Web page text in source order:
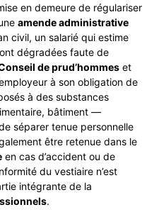
en demeure de régulariser
amende administrative
civil, un salarié qui estime
dégradées faute de
de prud’hommes et
à son obligation de
à des substances
bâtiment —
séparer tenue personnelle
être retenue dans le
en cas d’accident ou de
du vestiaire n’est
intégrante de la
.